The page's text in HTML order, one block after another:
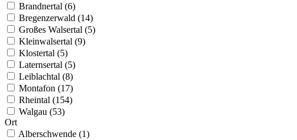
Brandnertal (6)
Bregenzerwald (14)
Großes Walsertal (5)
Kleinwalsertal (9)
Klostertal (5)
Laternsertal (5)
Leiblachtal (8)
Montafon (17)
Rheintal (154)
Walgau (53)
Ort
Alberschwende (1)